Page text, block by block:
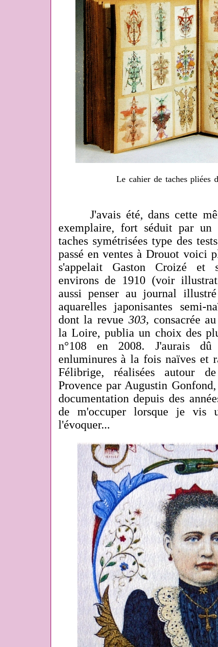
Le cahier de taches pliées
J'avais été, dans cette
exemplaire, fort séduit par
taches symétrisées type des
passé en ventes à Drouot voici
s'appelait Gaston Croizé et
environs de 1910 (voir
aussi penser au journal
aquarelles japonisantes semi-
dont la revue 303, consacrée
la Loire, publia un choix des
n°108 en 2008. J'aurais
enluminures à la fois naïves et
Félibrige, réalisées autour
Provence par Augustin
documentation depuis des
de m'occuper lorsque je vis
l'évoquer...